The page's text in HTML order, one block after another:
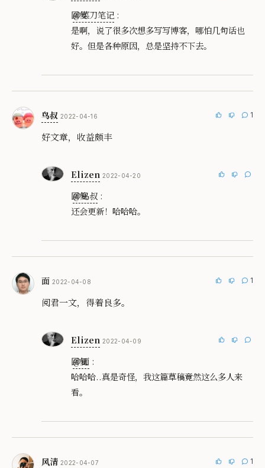
回复
@菜刀笔记 :
是啊，说了很多次想多写写博客，哪怕几句话也
好。但是各种原因，总是坚持不下去。
鸟叔 2022-04-16 1
好文章，收益颇丰
Elizen 2022-04-20
回复
@鸟叔 :
还会更新！哈哈哈。
面 2022-04-08 1
阅君一文，得着良多。
Elizen 2022-04-09
回复
@面 :
哈哈哈..真是奇怪，我这篇草稿竟然这么多人来
看。
风清 2022-04-07 1